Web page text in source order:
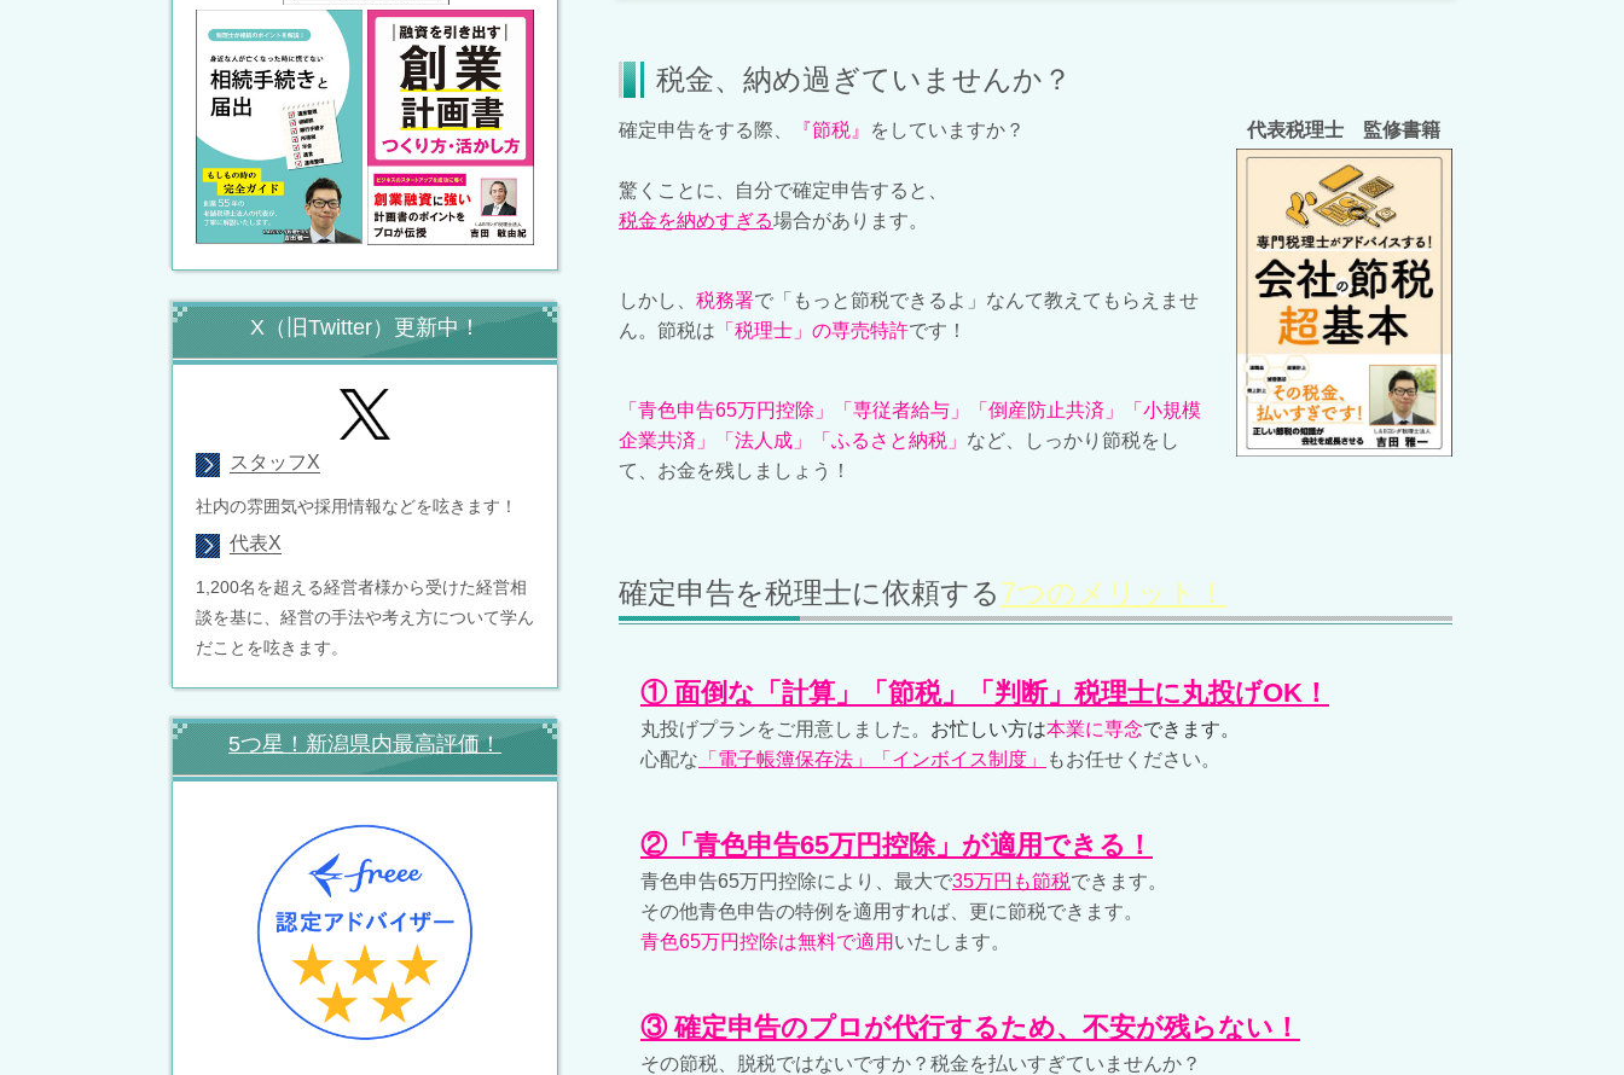
税金、納め過ぎていませんか？
代表税理士 監修書籍
確定申告をする際、 『節税』 をしていますか？
驚くことに、自分で確定申告すると、
税金を納めすぎる場合があります。
しかし、 税務署で「もっと節税できるよ」なんて教えてもらえませ
ん。節税は 「税理士」の専売特許です！
「青色申告65万円控除」「専従者給与」「倒産防止共済」「小規模
企業共済」「法人成」「ふるさと納税」 など、しっかり節税をし
て、お金を残しましょう！
確定申告を税理士に依頼する7つのメリット！
① 面倒な「計算」「節税」「判断」税理士に丸投げOK！
丸投げプランをご用意しました。 お忙しい方は本業に専念できます。
心配な 「電子帳簿保存法」「インボイス制度」 もお任せください。
②「青色申告65万円控除」が適用できる！
青色申告65万円控除により、最大で35万円も節税できます。
その他青色申告の特例を適用すれば、更に節税できます。
青色65万円控除は無料で適用 いたします。
③ 確定申告のプロが代行するため、不安が残らない！
その節税、脱税ではないですか？税金を払いすぎていませんか？
X（旧Twitter）更新中！
スタッフX
社内の雰囲気や採用情報などを呟きます！
代表X
1,200名を超える経営者様から受けた経営相
談を基に、経営の手法や考え方について学ん
だことを呟きます。
5つ星！新潟県内最高評価！